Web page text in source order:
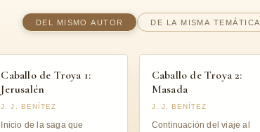
DEL MISMO AUTOR DE LA MISMA TEMÁTICA
Caballo de Troya 1:
Jerusalén
J. J. BENÍTEZ
Inicio de la saga que
Caballo de Troya 2:
Masada
J. J. BENÍTEZ
Continuación del viaje al